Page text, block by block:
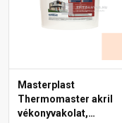
Masterplast
Thermomaster akril
vékonyvakolat,